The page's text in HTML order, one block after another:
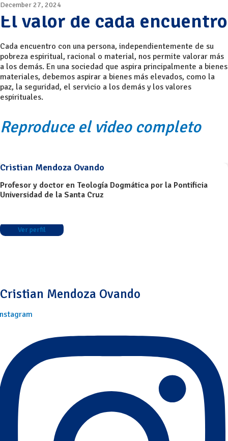
December 27, 2024
El valor de cada encuentro
Cada encuentro con una persona, independientemente de su
pobreza espiritual, racional o material, nos permite valorar más
a los demás. En una sociedad que aspira principalmente a bienes
materiales, debemos aspirar a bienes más elevados, como la
paz, la seguridad, el servicio a los demás y los valores
espirituales.
Reproduce el video completo
Cristian Mendoza Ovando
Profesor y doctor en Teología Dogmática por la Pontificia
Universidad de la Santa Cruz
Ver perfil
Cristian Mendoza Ovando